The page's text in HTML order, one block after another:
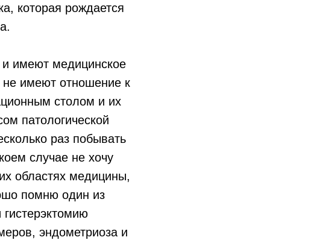
которая рождается
имеют медицинское
имеют отношение к
столом и их
патологической
раз побывать
случае не хочу
областях медицины,
помню один из
эндометриоза и